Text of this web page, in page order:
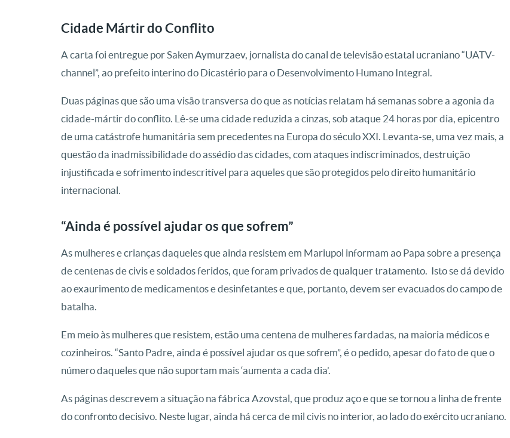
Cidade Mártir do Conflito
A carta foi entregue por Saken Aymurzaev, jornalista do canal de televisão estatal ucraniano “UATV-
channel”, ao prefeito interino do Dicastério para o Desenvolvimento Humano Integral.
Duas páginas que são uma visão transversa do que as notícias relatam há semanas sobre a agonia da
cidade-mártir do conflito. Lê-se uma cidade reduzida a cinzas, sob ataque 24 horas por dia, epicentro
de uma catástrofe humanitária sem precedentes na Europa do século XXI. Levanta-se, uma vez mais, a
questão da inadmissibilidade do assédio das cidades, com ataques indiscriminados, destruição
injustificada e sofrimento indescritível para aqueles que são protegidos pelo direito humanitário
internacional.
“Ainda é possível ajudar os que sofrem”
As mulheres e crianças daqueles que ainda resistem em Mariupol informam ao Papa sobre a presença
de centenas de civis e soldados feridos, que foram privados de qualquer tratamento. Isto se dá devido
ao exaurimento de medicamentos e desinfetantes e que, portanto, devem ser evacuados do campo de
batalha.
Em meio às mulheres que resistem, estão uma centena de mulheres fardadas, na maioria médicos e
cozinheiros. “Santo Padre, ainda é possível ajudar os que sofrem”, é o pedido, apesar do fato de que o
número daqueles que não suportam mais ‘aumenta a cada dia’.
As páginas descrevem a situação na fábrica Azovstal, que produz aço e que se tornou a linha de frente
do confronto decisivo. Neste lugar, ainda há cerca de mil civis no interior, ao lado do exército ucraniano.